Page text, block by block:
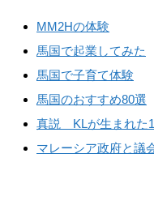
MM2Hの体験
馬国で起業してみた
馬国で子育て体験
馬国のおすすめ80選
真説 KLが生まれた
マレーシア政府と議